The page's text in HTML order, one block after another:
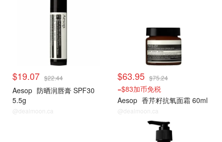
$19.07 $22.44
Aesop 防晒润唇膏 SPF30
5.5g
@dealmoon.ca
$63.95 $75.24
=$83加币免税
Aesop 香芹籽抗氧面霜 60ml
@dealmoon.ca